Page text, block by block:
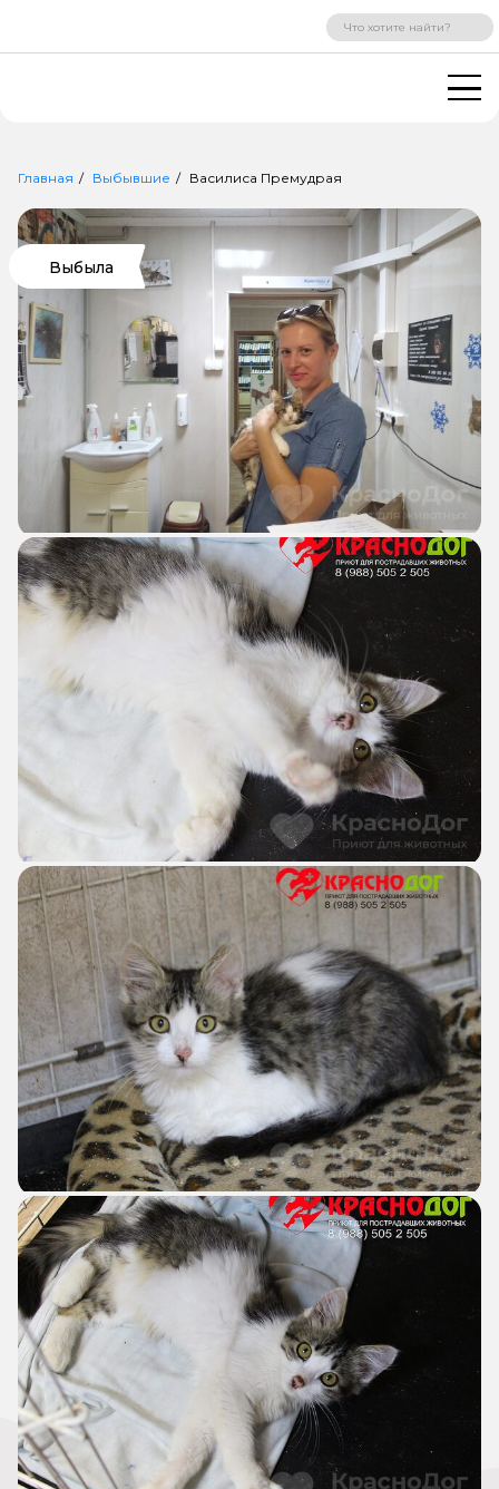
ВХОД РЕГИСТРАЦИЯ
Главная Выбывшие Василиса Премудрая
Выбыла